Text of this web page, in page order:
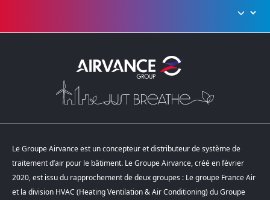
Le Groupe Airvance est un concepteur et distributeur de système de
traitement d’air pour le bâtiment. Le Groupe Airvance, créé en février
2020, est issu du rapprochement de deux groupes : Le groupe France Air
et la division HVAC (Heating Ventilation & Air Conditioning) du Groupe